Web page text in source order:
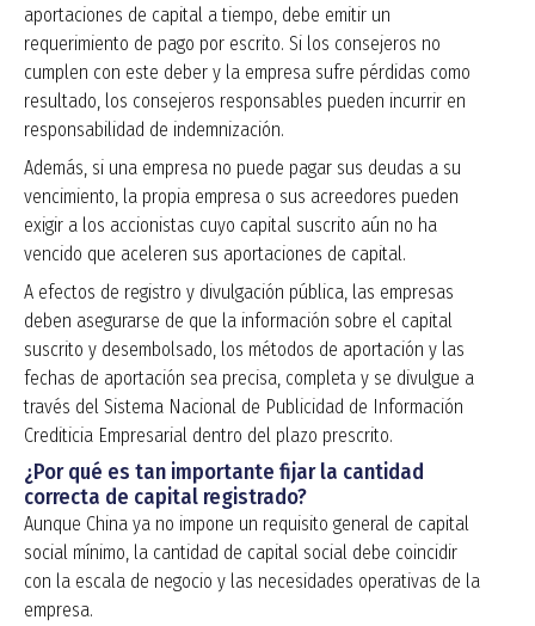
aportaciones de capital a tiempo, debe emitir un
requerimiento de pago por escrito. Si los consejeros no
cumplen con este deber y la empresa sufre pérdidas como
resultado, los consejeros responsables pueden incurrir en
responsabilidad de indemnización.
Además, si una empresa no puede pagar sus deudas a su
vencimiento, la propia empresa o sus acreedores pueden
exigir a los accionistas cuyo capital suscrito aún no ha
vencido que aceleren sus aportaciones de capital.
A efectos de registro y divulgación pública, las empresas
deben asegurarse de que la información sobre el capital
suscrito y desembolsado, los métodos de aportación y las
fechas de aportación sea precisa, completa y se divulgue a
través del Sistema Nacional de Publicidad de Información
Crediticia Empresarial dentro del plazo prescrito.
¿Por qué es tan importante fijar la cantidad
correcta de capital registrado?
Aunque China ya no impone un requisito general de capital
social mínimo, la cantidad de capital social debe coincidir
con la escala de negocio y las necesidades operativas de la
empresa.